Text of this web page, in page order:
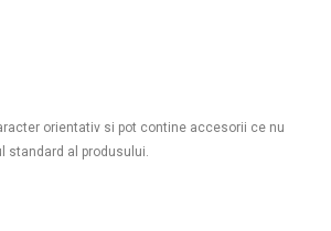
orientativ si pot contine accesorii ce nu
standard al produsului.